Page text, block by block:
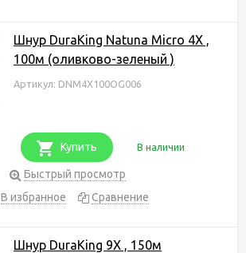
Шнур DuraKing Natuna Micro 4X ,
100м (оливково-зеленый )
Артикул: DNM4X100OG006
Купить В наличии
Быстрый просмотр
В избранное
Сравнение
Шнур DuraKing 9X , 150м